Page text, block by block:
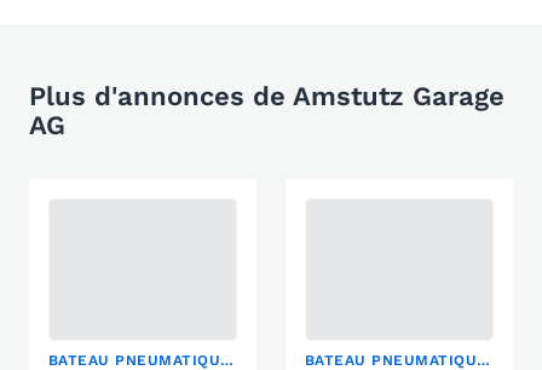
Plus d'annonces de Amstutz Garage
AG
BATEAU PNEUMATIQUE PLIABLE BATEAU PNEUMATIQUE PLIABLE